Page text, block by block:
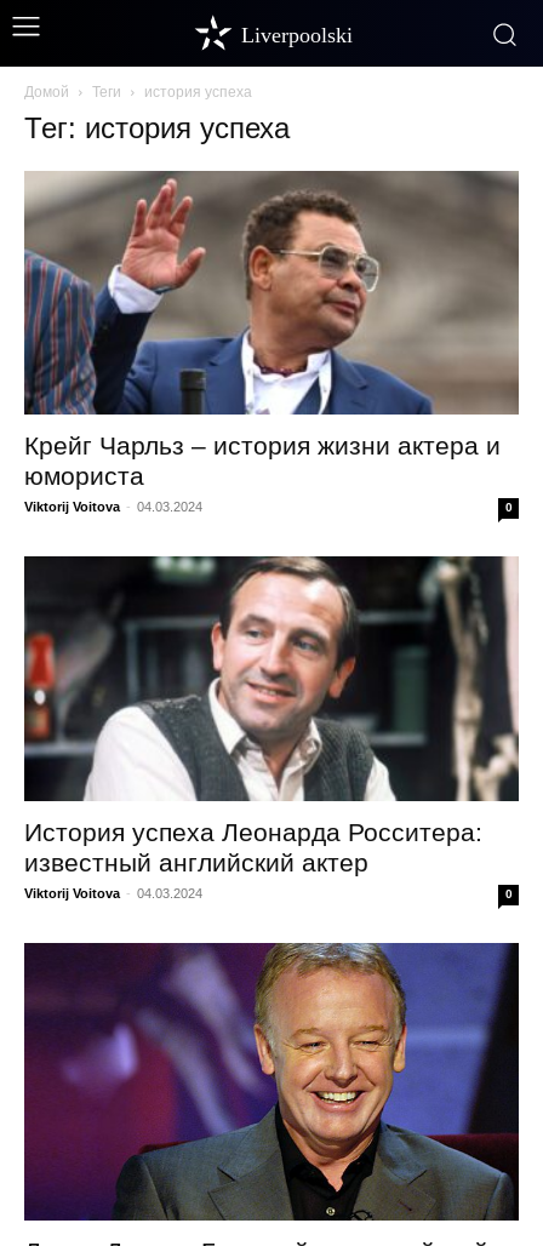
Liverpoolski
Домой Теги история успеха
Тег: история успеха
Крейг Чарльз – история жизни актера и
юмориста
Viktorij Voitova - 04.03.2024 0
История успеха Леонарда Росситера:
известный английский актер
Viktorij Voitova - 04.03.2024 0